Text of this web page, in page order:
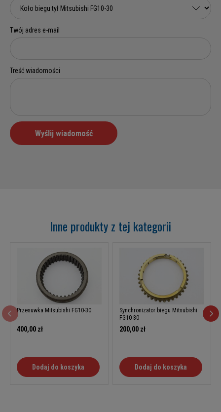
Inne produkty z tej kategorii
Przesuwka Mitsubishi FG10-30
400,00 zł
Dodaj do koszyka
Synchronizator biegu Mitsubishi
FG10-30
200,00 zł
Dodaj do koszyka